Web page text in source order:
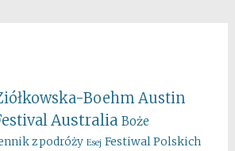
Boehm Austin
Australia Boże
z podróży Esej Festiwal Polskich